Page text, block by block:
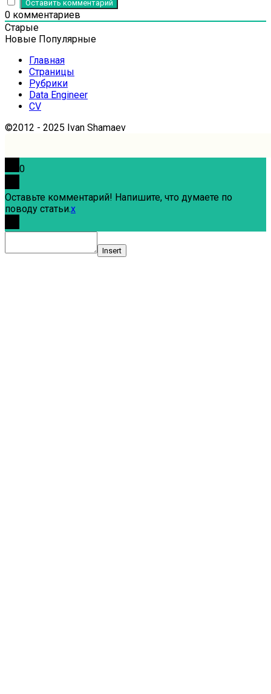
0 комментариев
Старые
Новые Популярные
Главная
Страницы
Рубрики
Data Engineer
CV
©2012 - 2025 Ivan Shamaev
0
Оставьте комментарий! Напишите, что думаете по
поводу статьи.x
Insert